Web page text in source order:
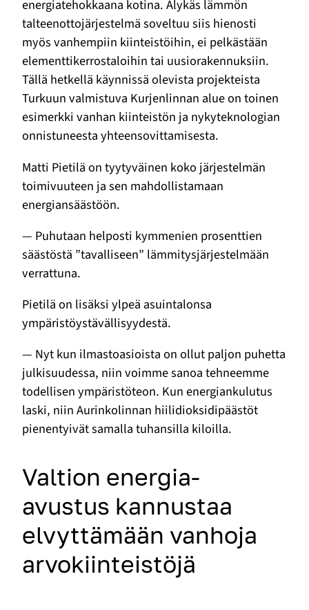
energiatehokkaana kotina. Älykäs lämmön
talteenottojärjestelmä soveltuu siis hienosti
myös vanhempiin kiinteistöihin, ei pelkästään
elementtikerrostaloihin tai uusiorakennuksiin.
Tällä hetkellä käynnissä olevista projekteista
Turkuun valmistuva Kurjenlinnan alue on toinen
esimerkki vanhan kiinteistön ja nykyteknologian
onnistuneesta yhteensovittamisesta.
Matti Pietilä on tyytyväinen koko järjestelmän
toimivuuteen ja sen mahdollistamaan
energiansäästöön.
— Puhutaan helposti kymmenien prosenttien
säästöstä ”tavalliseen” lämmitysjärjestelmään
verrattuna.
Pietilä on lisäksi ylpeä asuintalonsa
ympäristöystävällisyydestä.
— Nyt kun ilmastoasioista on ollut paljon puhetta
julkisuudessa, niin voimme sanoa tehneemme
todellisen ympäristöteon. Kun energiankulutus
laski, niin Aurinkolinnan hiilidioksidipäästöt
pienentyivät samalla tuhansilla kiloilla.
Valtion energia-
avustus kannustaa
elvyttämään vanhoja
arvokiinteistöjä